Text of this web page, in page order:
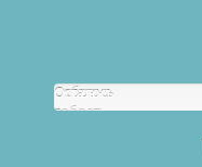
Собрано
р.
Осталось
собрать